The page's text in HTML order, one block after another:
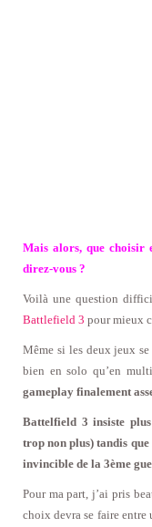
Mais alors, que choisir
direz-vous ?
Voilà une question
Battlefield 3 pour mieux
Même si les deux jeux
bien en solo qu’en
gameplay finalement
Battelfield 3 insiste
trop non plus) tandis
invincible de la 3ème
Pour ma part, j’ai pris
choix devra se faire entre